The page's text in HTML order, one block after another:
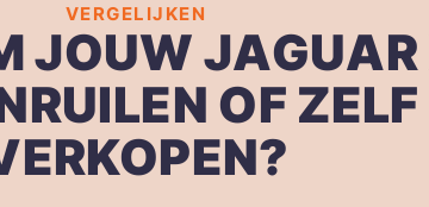
VERGELIJKEN
JOUW JAGUAR
OF ZELF